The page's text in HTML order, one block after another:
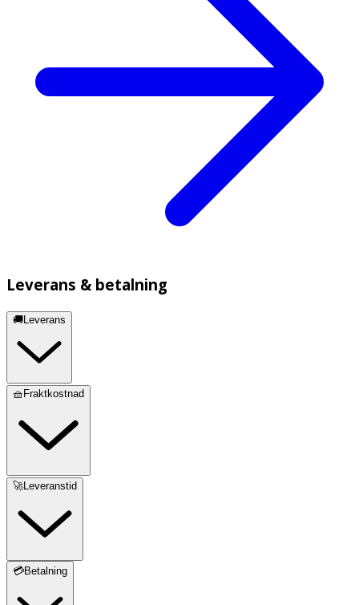
Leverans & betalning
🚚Leverans
🧺Fraktkostnad
🚀Leveranstid
💳Betalning